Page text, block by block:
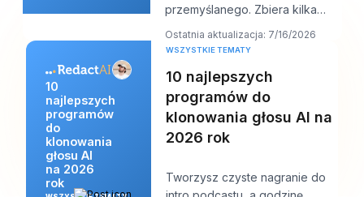
przemyślanego. Zbiera kilka
polubień, może komentarz od
kogoś z branży,
Ostatnia aktualizacja: 7/16/2026
10
najlepszych
programów
do
klonowania
głosu AI
na 2026
rok
WSZYSTKIE TEMATY
10 najlepszych
programów do
klonowania głosu AI na
2026 rok
Tworzysz czyste nagranie do